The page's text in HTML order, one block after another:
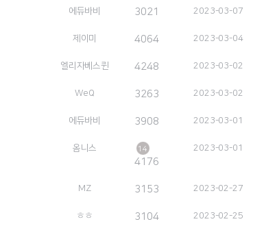
에듀바비 3021 2023-03-07
제이미 4064 2023-03-04
엘리자베스퀸 4248 2023-03-02
WeQ 3263 2023-03-02
에듀바비 3908 2023-03-01
옴니스 14
4176
2023-03-01
MZ 3153 2023-02-27
ㅎㅎ 3104 2023-02-25